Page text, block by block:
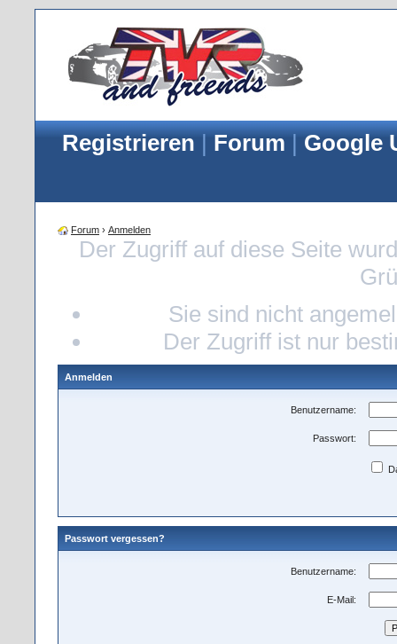
Registrieren | Forum | Google
Forum › Anmelden
Der Zugriff auf diese Seite
Sie sind nicht
Der Zugriff ist nur
Anmelden
Benutzername:
Passwort:
Passwort vergessen?
Benutzername:
E-Mail: